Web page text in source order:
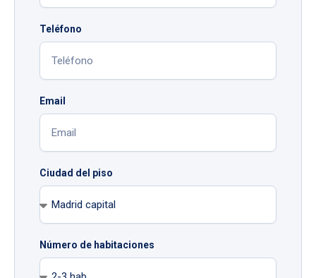
Teléfono
Email
Ciudad del piso
Número de habitaciones